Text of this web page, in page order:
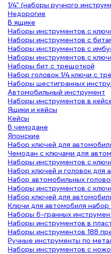
1/4" (наборы ручного
Недорогие
В ящике
Наборы инструментов с
Наборы инструментов с
Наборы инструментов с
Наборы инструментов с
Наборы бит с трещоткой
Набор головок 1/4 ключи с
Наборы шестигранных
Автомобильный инструмент
Наборы инструментов в
Ящики и кейсы
Кейсы
В чемодане
Японские
Набор ключей для
Чемодан с ключами для
Наборы инструментов с
Набор ключей и головок для
Набор автомобильных
Наборы инструментов с
Набор ключей для
Ключи для автомобиля
Наборы 6-гранных
Наборы инструментов в
Наборы инструментов 188
Ручные инструменты по
Наборы инструментов с